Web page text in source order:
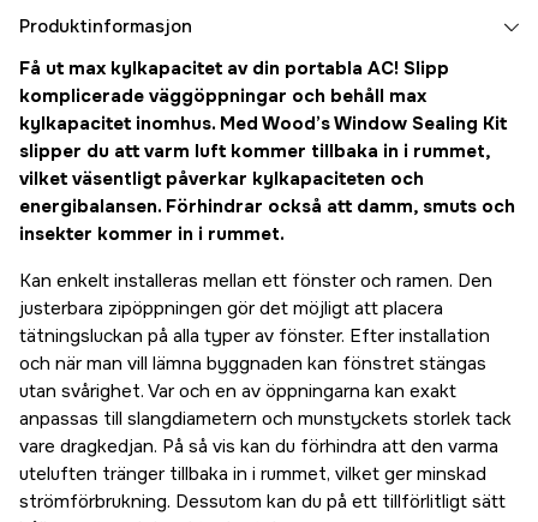
Produktinformasjon
Få ut max kylkapacitet av din portabla AC! Slipp
komplicerade väggöppningar och behåll max
kylkapacitet inomhus. Med Wood’s Window Sealing Kit
slipper du att varm luft kommer tillbaka in i rummet,
vilket väsentligt påverkar kylkapaciteten och
energibalansen. Förhindrar också att damm, smuts och
insekter kommer in i rummet.
Kan enkelt installeras mellan ett fönster och ramen. Den
justerbara zipöppningen gör det möjligt att placera
tätningsluckan på alla typer av fönster. Efter installation
och när man vill lämna byggnaden kan fönstret stängas
utan svårighet. Var och en av öppningarna kan exakt
anpassas till slangdiametern och munstyckets storlek tack
vare dragkedjan. På så vis kan du förhindra att den varma
uteluften tränger tillbaka in i rummet, vilket ger minskad
strömförbrukning. Dessutom kan du på ett tillförlitligt sätt